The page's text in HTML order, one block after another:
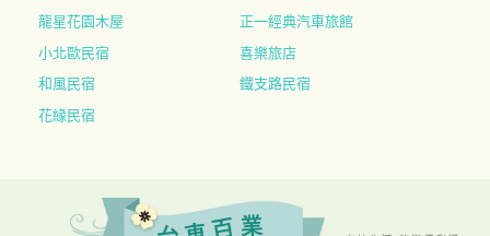
龍星花園木屋
正一經典汽車旅館
小北歐民宿
喜樂旅店
和風民宿
鐵支路民宿
花緣民宿